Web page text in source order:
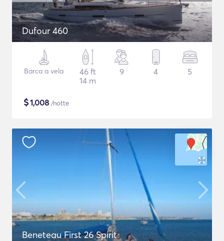
Dufour 460
Barca a vela
46 ft
14 m
9 4 5
$1,008 /notte
Beneteau First 26 Spirit